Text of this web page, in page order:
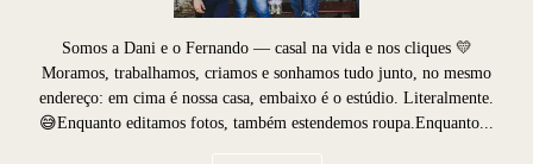
Somos a Dani e o Fernando — casal na vida e nos cliques 💛
Moramos, trabalhamos, criamos e sonhamos tudo junto, no mesmo
endereço: em cima é nossa casa, embaixo é o estúdio. Literalmente.
😅Enquanto editamos fotos, também estendemos roupa.Enquanto...